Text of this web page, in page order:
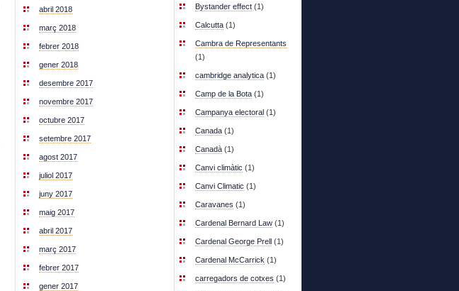
abril 2018
març 2018
febrer 2018
gener 2018
desembre 2017
novembre 2017
octubre 2017
setembre 2017
agost 2017
juliol 2017
juny 2017
maig 2017
abril 2017
març 2017
febrer 2017
gener 2017
Bystander effect (1)
Calcutta (1)
Cambra de Representants
(1)
cambridge analytica (1)
Camp de la Bota (1)
Campanya electoral (1)
Canada (1)
Canadà (1)
Canvi climàtic (1)
Canvi Climatic (1)
Caravanes (1)
Cardenal Bernard Law (1)
Cardenal George Prell (1)
Cardenal McCarrick (1)
carregadors de cotxes (1)